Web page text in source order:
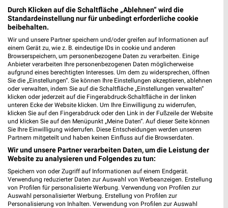
Jöhlingen. Die aktuellsten Angebote kannst Du Dir in den
neuesten Prospekten anschauen. Wenn Du ein schönes
Schnäppchen gefunden hast, kannst Du über die Routen-
Funktion den schnellsten Weg zu Deiner Lieblings-Filiale von
EDEKA finden.
Supermärkte Angebote für Walzbachtal und
Umgebung
16 Prospekte
nahkauf Globus
Durch Klicken auf die Schaltfläche „Ablehnen“ wird die
Standardeinstellung nur für unbedingt erforderliche cookie
beibehalten.
Wir und unsere Partner speichern und/oder greifen auf Informationen auf
einem Gerät zu, wie z. B. eindeutige IDs in cookie und anderen
Browserspeichern, um personenbezogene Daten zu verarbeiten. Einige
Anbieter verarbeiten Ihre personenbezogenen Daten möglicherweise
aufgrund eines berechtigten Interesses. Um dem zu widersprechen, öffnen
Sie die „Einstellungen“. Sie können Ihre Einstellungen akzeptieren, ablehnen
oder verwalten, indem Sie auf die Schaltfläche „Einstellungen verwalten“
klicken oder jederzeit auf die Fingerabdruck-Schaltfläche in der linken
unteren Ecke der Website klicken. Um Ihre Einwilligung zu widerrufen,
klicken Sie auf den Fingerabdruck oder den Link in der Fußzeile der Website
und klicken Sie auf den Menüpunkt „Meine Daten“. Auf dieser Seite können
Sie Ihre Einwilligung widerrufen. Diese Entscheidungen werden unseren
Partnern mitgeteilt und haben keinen Einfluss auf die Browserdaten.
Wir und unsere Partner verarbeiten Daten, um die Leistung der
Website zu analysieren und Folgendes zu tun:
Speichern von oder Zugriff auf Informationen auf einem Endgerät.
Verwendung reduzierter Daten zur Auswahl von Werbeanzeigen. Erstellung
von Profilen für personalisierte Werbung. Verwendung von Profilen zur
Auswahl personalisierter Werbung. Erstellung von Profilen zur
Personalisierung von Inhalten. Verwendung von Profilen zur Auswahl